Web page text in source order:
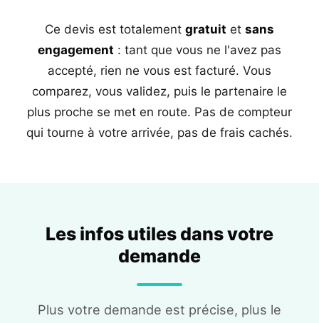
Ce devis est totalement gratuit et sans
engagement : tant que vous ne l'avez pas
accepté, rien ne vous est facturé. Vous
comparez, vous validez, puis le partenaire le
plus proche se met en route. Pas de compteur
qui tourne à votre arrivée, pas de frais cachés.
Les infos utiles dans votre
demande
Plus votre demande est précise, plus le